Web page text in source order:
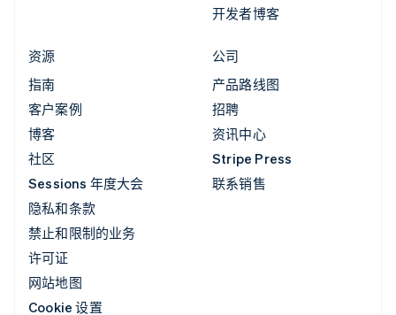
开发者博客
资源
指南
客户案例
博客
社区
Sessions 年度大会
隐私和条款
禁止和限制的业务
许可证
网站地图
Cookie 设置
公司
产品路线图
招聘
资讯中心
Stripe Press
联系销售